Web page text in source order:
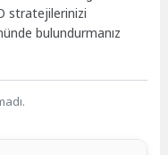
stratejilerinizi
bulundurmanız